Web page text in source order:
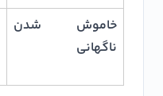
خاموش شدن
ناگهانی